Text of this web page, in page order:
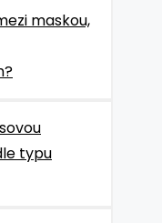
maskou,
typu